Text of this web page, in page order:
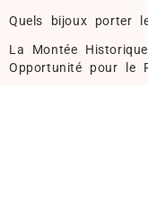
Quels bijoux porter
La Montée
Opportunité pour le